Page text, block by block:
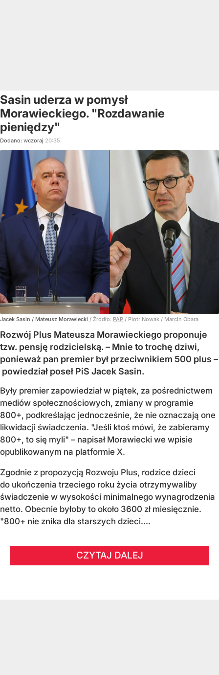
Sasin uderza w pomysł
Morawieckiego. "Rozdawanie
pieniędzy"
Dodano: wczoraj 20:35
Jacek Sasin / Mateusz Morawiecki / Źródło: PAP / Piotr Nowak / Marcin Obara
Rozwój Plus Mateusza Morawieckiego proponuje
tzw. pensję rodzicielską. – Mnie to trochę dziwi,
ponieważ pan premier był przeciwnikiem 500 plus –
powiedział poseł PiS Jacek Sasin.
Były premier zapowiedział w piątek, za pośrednictwem
mediów społecznościowych, zmiany w programie
800+, podkreślając jednocześnie, że nie oznaczają one
likwidacji świadczenia. "Jeśli ktoś mówi, że zabieramy
800+, to się myli" – napisał Morawiecki we wpisie
opublikowanym na platformie X.
Zgodnie z propozycją Rozwoju Plus, rodzice dzieci
do ukończenia trzeciego roku życia otrzymywaliby
świadczenie w wysokości minimalnego wynagrodzenia
netto. Obecnie byłoby to około 3600 zł miesięcznie.
"800+ nie znika dla starszych dzieci....
CZYTAJ DALEJ